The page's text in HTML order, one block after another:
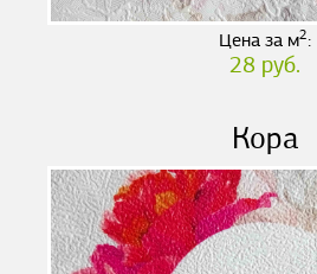
Цена за м2:
28 руб.
Кора